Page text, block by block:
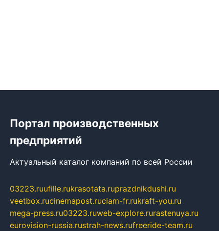
Портал производственных
предприятий
Актуальный каталог компаний по всей России
03223.ruufille.rukrasotata.ruprazdnikdushi.ru
veetbox.rucinemapost.ruciam-fr.rukraft-you.ru
mega-press.ru03223.ruweb-explore.rurastenuya.ru
eurovision-russia.rustrah-news.rufreeride-team.ru